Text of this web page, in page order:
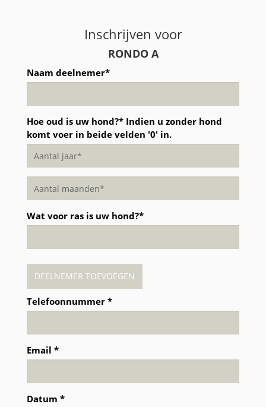
Inschrijven voor
RONDO A
Naam deelnemer*
Hoe oud is uw hond?* Indien u zonder hond
komt voer in beide velden '0' in.
Wat voor ras is uw hond?*
DEELNEMER TOEVOEGEN
Telefoonnummer *
Email *
Datum *